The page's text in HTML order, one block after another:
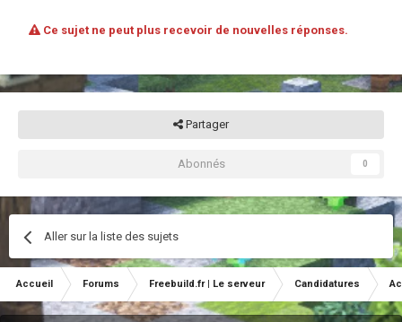
Ce sujet ne peut plus recevoir de nouvelles réponses.
Partager
Abonnés 0
Aller sur la liste des sujets
Accueil Forums Freebuild.fr | Le serveur Candidatures